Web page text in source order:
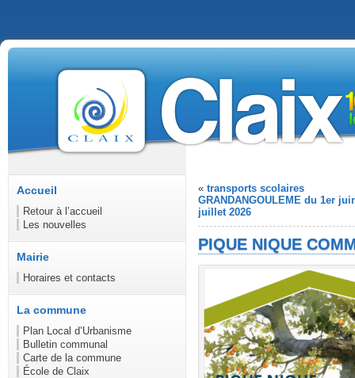
Accueil
Retour à l’accueil
Les nouvelles
Mairie
Horaires et contacts
La commune
Plan Local d’Urbanisme
Bulletin communal
Carte de la commune
École de Claix
« transports scolaires
GRANDANGOULEME du 1er
juillet 2026
PIQUE NIQUE